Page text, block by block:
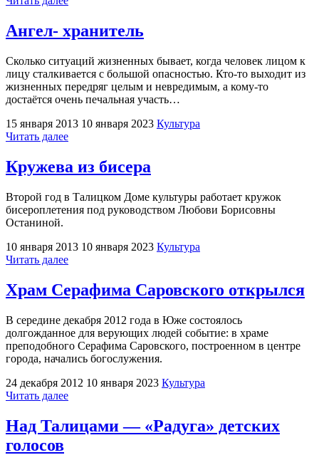
есть…
Ангел- хранитель
Сколько ситуаций жизненных бывает, когда человек лицом к
лицу сталкивается с большой опасностью. Кто-то выходит из
жизненных передряг целым и невредимым, а кому-то
достаётся очень печальная участь…
15 января 2013 10 января 2023 Культура
Читать далее"Ангел-
Кружева из бисера
Второй год в Талицком Доме культуры работает кружок
бисероплетения под руководством Любови Борисовны
Останиной.
10 января 2013 10 января 2023 Культура
Читать далее"Кружева
бисера"
Храм Серафима Саровского открылся
В середине декабря 2012 года в Юже состоялось
долгожданное для верующих людей событие: в храме
преподобного Серафима Саровского, построенном в центре
города, начались богослужения.
24 декабря 2012 10 января 2023 Культура
Читать далее"Храм
открылся"
Над Талицами — «Радуга» детских
голосов